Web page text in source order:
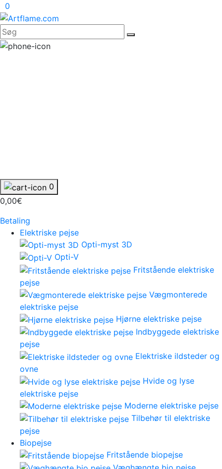
0
0
0,00€
Betaling
Elektriske pejse
Opti-myst 3D
Opti-V
Fritstående elektriske
pejse
Vægmonterede
elektriske pejse
Hjørne elektriske pejse
Indbyggede elektriske
pejse
Elektriske ildsteder og
ovne
Hvide og lyse
elektriske pejse
Moderne elektriske pejse
Tilbehør til elektriske
pejse
Biopejse
Fritstående biopejse